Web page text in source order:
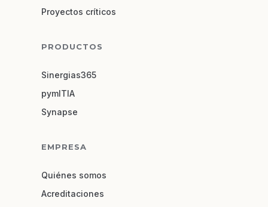
Proyectos críticos
PRODUCTOS
Sinergias365
pymITIA
Synapse
EMPRESA
Quiénes somos
Acreditaciones